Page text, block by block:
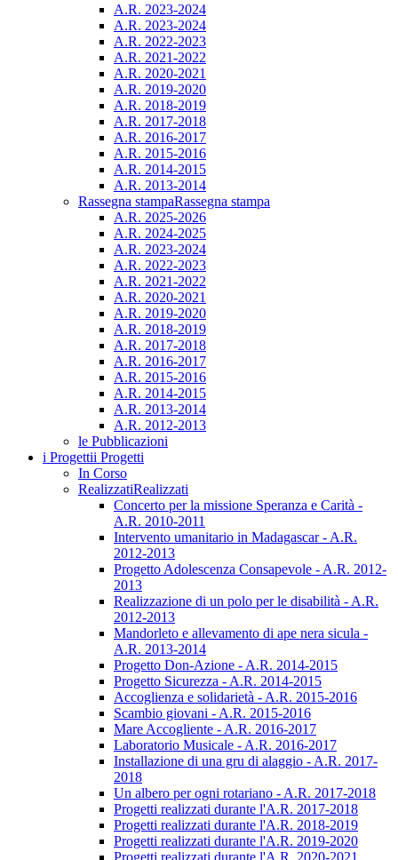
A.R. 2023-2024
A.R. 2023-2024
A.R. 2022-2023
A.R. 2021-2022
A.R. 2020-2021
A.R. 2019-2020
A.R. 2018-2019
A.R. 2017-2018
A.R. 2016-2017
A.R. 2015-2016
A.R. 2014-2015
A.R. 2013-2014
Rassegna stampaRassegna stampa
A.R. 2025-2026
A.R. 2024-2025
A.R. 2023-2024
A.R. 2022-2023
A.R. 2021-2022
A.R. 2020-2021
A.R. 2019-2020
A.R. 2018-2019
A.R. 2017-2018
A.R. 2016-2017
A.R. 2015-2016
A.R. 2014-2015
A.R. 2013-2014
A.R. 2012-2013
le Pubblicazioni
i Progettii Progetti
In Corso
RealizzatiRealizzati
Concerto per la missione Speranza e Carità -
A.R. 2010-2011
Intervento umanitario in Madagascar - A.R.
2012-2013
Progetto Adolescenza Consapevole - A.R. 2012-
2013
Realizzazione di un polo per le disabilità - A.R.
2012-2013
Mandorleto e allevamento di ape nera sicula -
A.R. 2013-2014
Progetto Don-Azione - A.R. 2014-2015
Progetto Sicurezza - A.R. 2014-2015
Accoglienza e solidarietà - A.R. 2015-2016
Scambio giovani - A.R. 2015-2016
Mare Accogliente - A.R. 2016-2017
Laboratorio Musicale - A.R. 2016-2017
Installazione di una gru di alaggio - A.R. 2017-
2018
Un albero per ogni rotariano - A.R. 2017-2018
Progetti realizzati durante l'A.R. 2017-2018
Progetti realizzati durante l'A.R. 2018-2019
Progetti realizzati durante l'A.R. 2019-2020
Progetti realizzati durante l'A.R. 2020-2021